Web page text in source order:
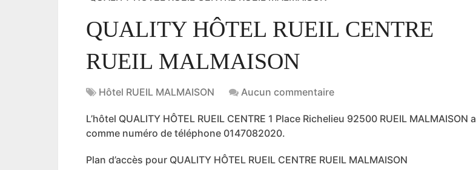
QUALITY HÔTEL RUEIL CENTRE
RUEIL MALMAISON
Hôtel RUEIL MALMAISON Aucun commentaire
L’hôtel QUALITY HÔTEL RUEIL CENTRE 1 Place Richelieu 92500 RUEIL MALMAISON a
comme numéro de téléphone 0147082020.
Plan d’accès pour QUALITY HÔTEL RUEIL CENTRE RUEIL MALMAISON